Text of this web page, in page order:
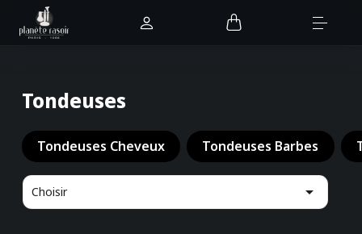
Tondeuses
Tondeuses Cheveux Tondeuses Barbes
Choisir 